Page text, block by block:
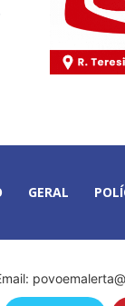
GERAL